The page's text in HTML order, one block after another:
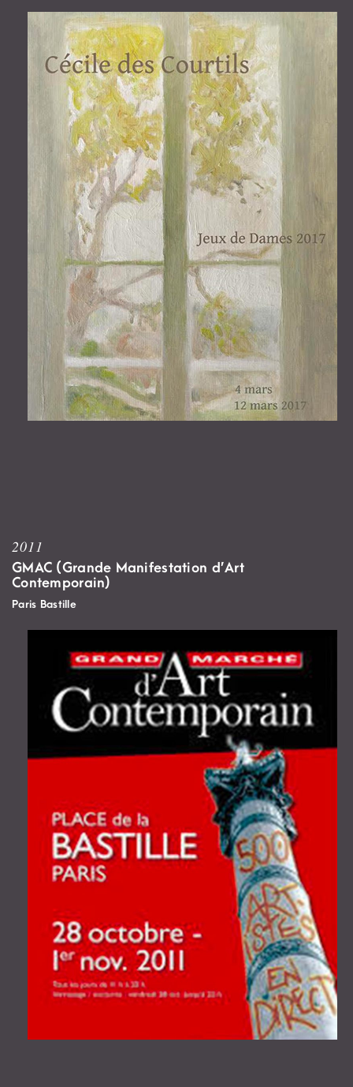
2011
GMAC (Grande Manifestation d’Art
Contemporain)
Paris Bastille